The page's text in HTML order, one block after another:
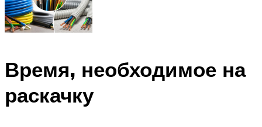
Время, необходимое на
раскачку